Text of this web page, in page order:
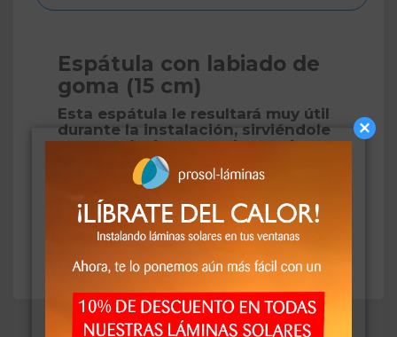
Espátula con labiado de
goma (15 cm)
Esta espátula le resultará muy útil
durante la instalación, sirviéndole
como guía de corte y herramienta
de expulsión del agua sobrante
Espátula rígida con labiado de goma. El canto rígido
puede usarse como guía para cortar la lámina
sobrante. El canto de goma sirve para expulsar el agua
sobrante y que la lámina que así adherida al cristal.